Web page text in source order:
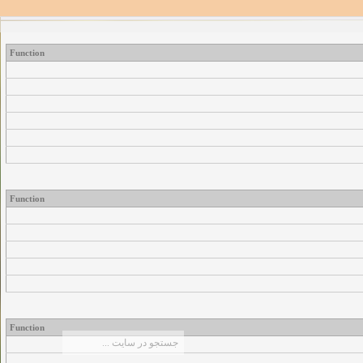
Function
Function
Function